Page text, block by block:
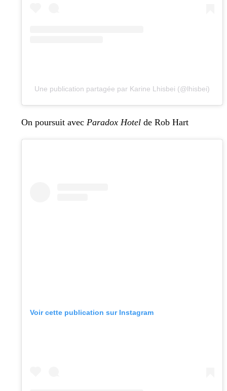
Une publication partagée par Karine Lhisbei (@lhisbei)
On poursuit avec Paradox Hotel de Rob Hart
Voir cette publication sur Instagram